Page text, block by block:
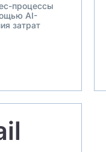
процессы
AI-
затрат